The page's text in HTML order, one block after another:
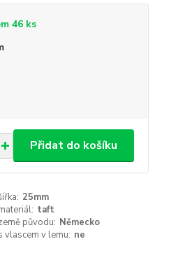
46 ks
Přidat do košíku
25mm
taft
původu: Německo
vlascem v lemu: ne